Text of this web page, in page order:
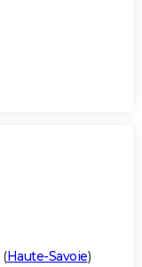
(Haute-Savoie)